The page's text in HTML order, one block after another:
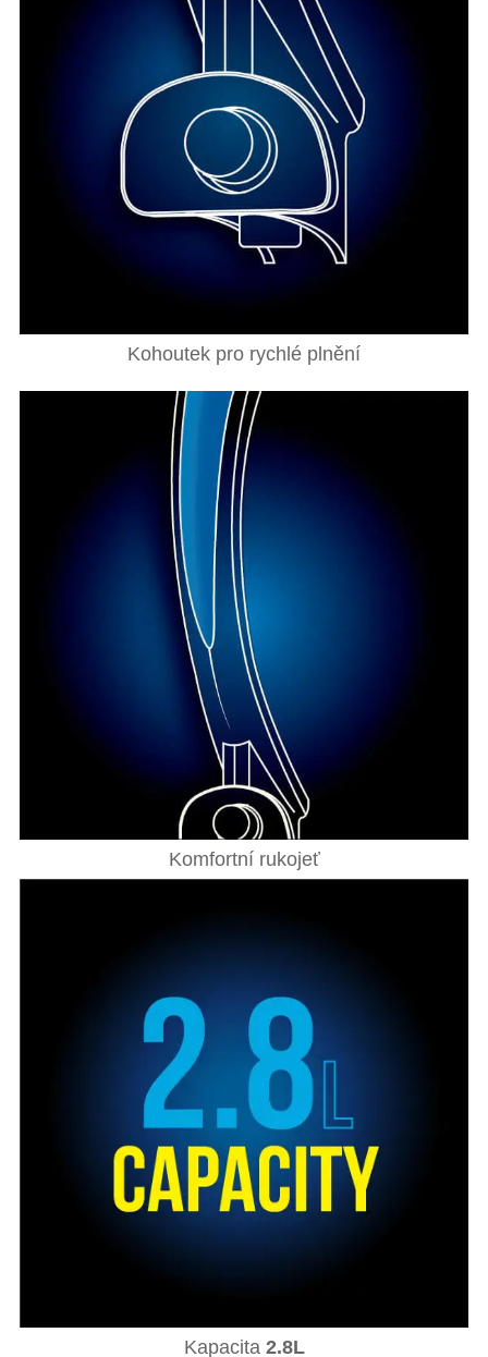
Kohoutek pro rychlé plnění
Komfortní rukojeť
Kapacita 2.8L